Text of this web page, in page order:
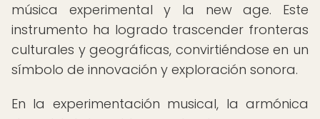
música experimental y la new age. Este
instrumento ha logrado trascender fronteras
culturales y geográficas, convirtiéndose en un
símbolo de innovación y exploración sonora.
En la experimentación musical, la armónica